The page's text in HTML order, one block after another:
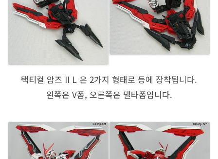
택티컬 암즈 II L 은 2가지 형태로 등에 장착됩니다.
왼쪽은 V폼, 오른쪽은 델타폼입니다.